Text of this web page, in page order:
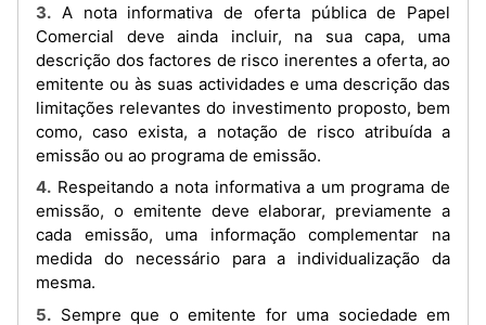
3. A nota informativa de oferta pública de Papel
Comercial deve ainda incluir, na sua capa, uma
descrição dos factores de risco inerentes a oferta, ao
emitente ou às suas actividades e uma descrição das
limitações relevantes do investimento proposto, bem
como, caso exista, a notação de risco atribuída a
emissão ou ao programa de emissão.
4. Respeitando a nota informativa a um programa de
emissão, o emitente deve elaborar, previamente a
cada emissão, uma informação complementar na
medida do necessário para a individualização da
mesma.
5. Sempre que o emitente for uma sociedade em